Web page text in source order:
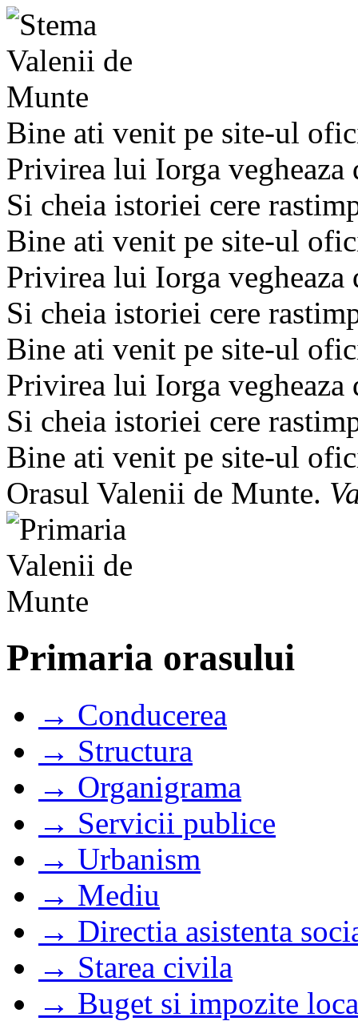
Bine ati venit pe site-ul
Privirea lui Iorga
Si cheia istoriei cere
Bine ati venit pe site-ul
Privirea lui Iorga
Si cheia istoriei cere
Bine ati venit pe site-ul
Privirea lui Iorga
Si cheia istoriei cere
Bine ati venit pe site-ul
Orasul Valenii de Munte.
Primaria orasului
→ Conducerea
→ Structura
→ Organigrama
→ Servicii publice
→ Urbanism
→ Mediu
→ Directia asistenta
→ Starea civila
→ Buget si impozite